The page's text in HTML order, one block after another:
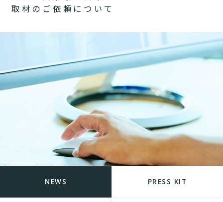
取 材 の ご 依 頼 に つ い て
NEWS PRESS KIT